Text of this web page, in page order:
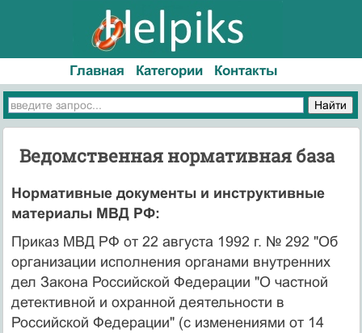
Главная Категории Контакты
Ведомственная нормативная база
Нормативные документы и инструктивные
материалы МВД РФ:
Приказ МВД РФ от 22 августа 1992 г. № 292 "Об
организации исполнения органами внутренних
дел Закона Российской Федерации "О частной
детективной и охранной деятельности в
Российской Федерации" (с изменениями от 14